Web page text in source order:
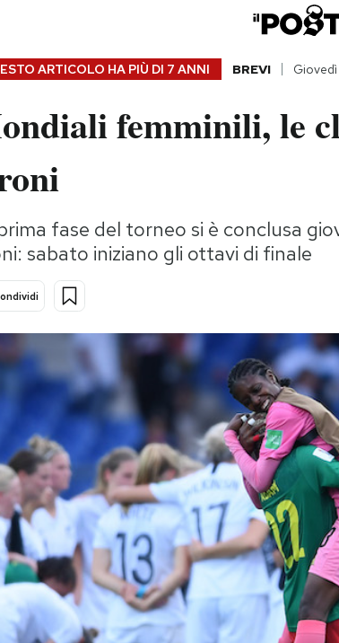
2026
ARTICOLO HA PIÙ DI 7 ANNI BREVI
femminili, le
fase del torneo si è conclusa
sabato iniziano gli ottavi di finale